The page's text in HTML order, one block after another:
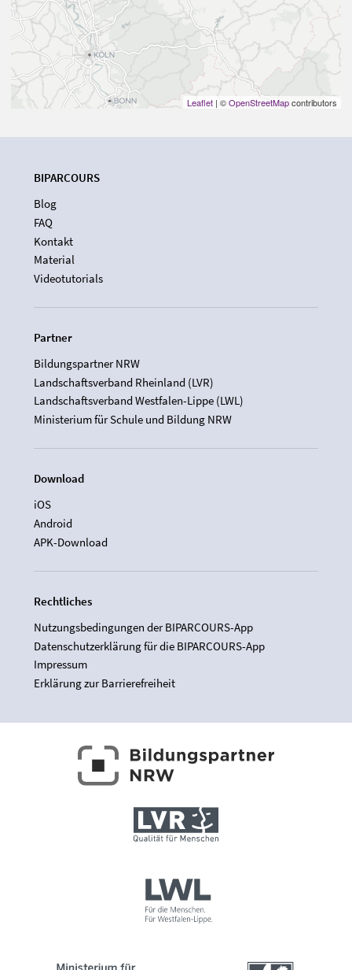
Leaflet | ©OpenStreetMapcontributors
BIPARCOURS
Blog
FAQ
Kontakt
Material
Videotutorials
Partner
Bildungspartner NRW
Landschaftsverband Rheinland (LVR)
Landschaftsverband Westfalen-Lippe (LWL)
Ministerium für Schule und Bildung NRW
Download
iOS
Android
APK-Download
Rechtliches
Nutzungsbedingungen der BIPARCOURS-App
Datenschutzerklärung für die BIPARCOURS-App
Impressum
Erklärung zur Barrierefreiheit